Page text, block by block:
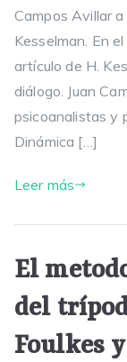
Campos Avillar
Kesselman. En
artículo de H.
diálogo. Juan
psicoanalistas y
Dinámica […]
Leer más
El
del
Foulkes